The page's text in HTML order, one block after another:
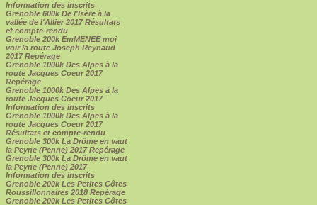
Information des inscrits
Grenoble 600k De l'Isère à la
vallée de l'Allier 2017 Résultats
et compte-rendu
Grenoble 200k EmMENEE moi
voir la route Joseph Reynaud
2017 Repérage
Grenoble 1000k Des Alpes à la
route Jacques Coeur 2017
Repérage
Grenoble 1000k Des Alpes à la
route Jacques Coeur 2017
Information des inscrits
Grenoble 1000k Des Alpes à la
route Jacques Coeur 2017
Résultats et compte-rendu
Grenoble 300k La Drôme en vaut
la Peyne (Penne) 2017 Repérage
Grenoble 300k La Drôme en vaut
la Peyne (Penne) 2017
Information des inscrits
Grenoble 200k Les Petites Côtes
Roussillonnaires 2018 Repérage
Grenoble 200k Les Petites Côtes